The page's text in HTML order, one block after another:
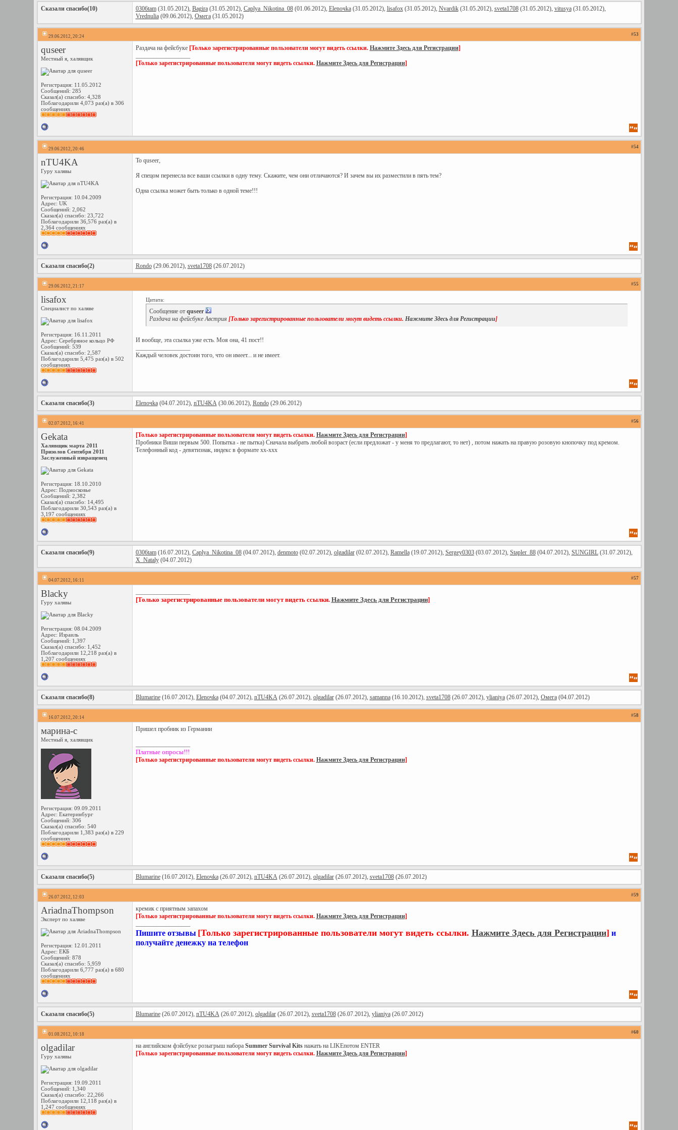
Сказали спасибо(10) 0306tam(31.05.2012), Bagira(31.05.2012), Caplya_Nikotina_08(01.06.2012), Elenoчka(31.05.2012), lisafox(31.05.2012), Nvardik(31.05.2012), sveta1708(31.05.2012), vitusya(31.05.2012),
Vrednulia(09.06.2012), Омега(31.05.2012)
29.06.2012, 20:24 #53
quseer
Местный я, халявщик
Регистрация: 11.05.2012
Сообщений: 285
Сказал(а) спасибо: 4,328
Поблагодарили 4,073 раз(а) в 306
сообщениях
Раздача на фейсбуке [Только зарегистрированные пользователи могут видеть ссылки. Нажмите Здесь для Регистрации]
[Только зарегистрированные пользователи могут видеть ссылки. Нажмите Здесь для Регистрации]
29.06.2012, 20:46 #54
nTU4KA
Гуру халявы
Регистрация: 10.04.2009
Адрес: UK
Сообщений: 2,062
Сказал(а) спасибо: 23,722
Поблагодарили 36,576 раз(а) в
2,364 сообщениях
To quseer,
Я спецом перенесла все ваши ссылки в одну тему. Скажите, чем они отличаются? И зачем вы их разместили в пять тем?
Одна ссылка может быть только в одной теме!!!
Сказали спасибо(2) Rondo(29.06.2012), sveta1708(26.07.2012)
29.06.2012, 21:17 #55
lisafox
Специалист по халяве
Регистрация: 16.11.2011
Адрес: Серебряное кольцо РФ
Сообщений: 539
Сказал(а) спасибо: 2,587
Поблагодарили 5,475 раз(а) в 502
сообщениях
Цитата:
Сообщение от quseer
Раздача на фейсбуке Австрия [Только зарегистрированные пользователи могут видеть ссылки. Нажмите Здесь для Регистрации]
И вообще, эта ссылка уже есть. Моя она, 41 пост!!
Каждый человек достоин того, что он имеет... и не имеет.
Сказали спасибо(3) Elenoчka(04.07.2012), nTU4KA(30.06.2012), Rondo(29.06.2012)
02.07.2012, 16:41 #56
Gekata
Халявщик марта 2011
Призолов Сентября 2011
Заслуженный извращенец
Регистрация: 18.10.2010
Адрес: Подмосковье
Сообщений: 2,382
Сказал(а) спасибо: 14,495
Поблагодарили 30,543 раз(а) в
3,197 сообщениях
[Только зарегистрированные пользователи могут видеть ссылки. Нажмите Здесь для Регистрации]
Пробники Виши первым 500. Попытка - не пытка) Сначала выбрать любой возраст (если предложат - у меня то предлагают, то нет) , потом нажать на правую розовую кнопочку под кремом.
Телефонный код - девятизнак, индекс в формате хх-ххх
Сказали спасибо(9) 0306tam(16.07.2012), Caplya_Nikotina_08(04.07.2012), denmoto(02.07.2012), olgadilar(02.07.2012), Ramella(19.07.2012), Sergey0303(03.07.2012), Stapler_88(04.07.2012), SUNGIRL(31.07.2012),
X_Nataly(04.07.2012)
04.07.2012, 16:11 #57
Blacky
Гуру халявы
Регистрация: 08.04.2009
Адрес: Израиль
Сообщений: 1,397
Сказал(а) спасибо: 1,452
Поблагодарили 12,218 раз(а) в
1,207 сообщениях
[Только зарегистрированные пользователи могут видеть ссылки. Нажмите Здесь для Регистрации]
Сказали спасибо(8) Blumarine(16.07.2012), Elenoчka(04.07.2012), nTU4KA(26.07.2012), olgadilar(26.07.2012), samanna(16.10.2012), sveta1708(26.07.2012), ylianiya(26.07.2012), Омега(04.07.2012)
16.07.2012, 20:14 #58
марина-с
Местный я, халявщик
Регистрация: 09.09.2011
Адрес: Екатеринбург
Сообщений: 306
Сказал(а) спасибо: 540
Поблагодарили 1,383 раз(а) в 229
сообщениях
Пришел пробник из Германии
Платные опросы!!!
[Только зарегистрированные пользователи могут видеть ссылки. Нажмите Здесь для Регистрации]
Сказали спасибо(5) Blumarine(16.07.2012), Elenoчka(26.07.2012), nTU4KA(26.07.2012), olgadilar(26.07.2012), sveta1708(26.07.2012)
26.07.2012, 12:03 #59
AriadnaThompson
Эксперт по халяве
Регистрация: 12.01.2011
Адрес: ЕКБ
Сообщений: 878
Сказал(а) спасибо: 5,959
Поблагодарили 6,777 раз(а) в 680
сообщениях
кремик с приятным запахом
[Только зарегистрированные пользователи могут видеть ссылки. Нажмите Здесь для Регистрации]
Пишите отзывы [Только зарегистрированные пользователи могут видеть ссылки. Нажмите Здесь для Регистрации] и
получайте денежку на телефон
Сказали спасибо(5) Blumarine(26.07.2012), nTU4KA(26.07.2012), olgadilar(26.07.2012), sveta1708(26.07.2012), ylianiya(26.07.2012)
01.08.2012, 10:18 #60
olgadilar
Гуру халявы
Регистрация: 19.09.2011
Сообщений: 1,340
Сказал(а) спасибо: 22,266
Поблагодарили 12,118 раз(а) в
1,247 сообщениях
на английском фэйсбуке розыгрыш набора Summer Survival Kitsнажать на LIKEпотом ENTER
[Только зарегистрированные пользователи могут видеть ссылки. Нажмите Здесь для Регистрации]